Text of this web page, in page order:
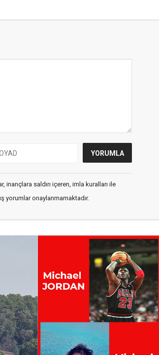
saldırı içeren, imla kuralları ile
yorumlar onaylanmamaktadır.